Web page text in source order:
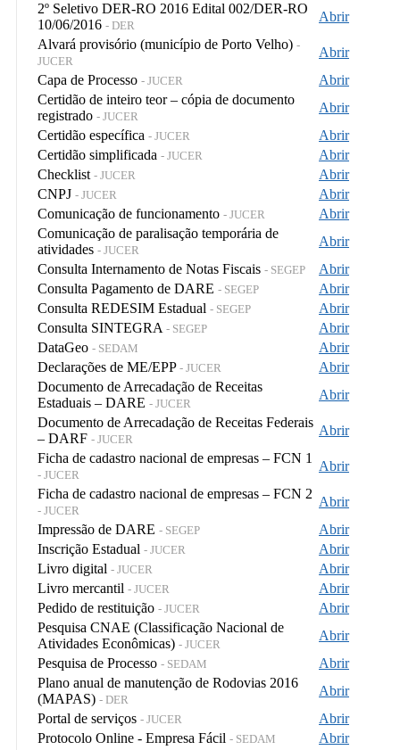
2º Seletivo DER-RO 2016 Edital 002/DER-RO
10/06/2016 - DER
Abrir
Alvará provisório (município de Porto Velho) -
JUCER
Abrir
Capa de Processo - JUCER
Abrir
Certidão de inteiro teor – cópia de documento
registrado - JUCER
Abrir
Certidão específica - JUCER
Abrir
Certidão simplificada - JUCER
Abrir
Checklist - JUCER
Abrir
CNPJ - JUCER
Abrir
Comunicação de funcionamento - JUCER
Abrir
Comunicação de paralisação temporária de
atividades - JUCER
Abrir
Consulta Internamento de Notas Fiscais - SEGEP
Abrir
Consulta Pagamento de DARE - SEGEP
Abrir
Consulta REDESIM Estadual - SEGEP
Abrir
Consulta SINTEGRA - SEGEP
Abrir
DataGeo - SEDAM
Abrir
Declarações de ME/EPP - JUCER
Abrir
Documento de Arrecadação de Receitas
Estaduais – DARE - JUCER
Abrir
Documento de Arrecadação de Receitas Federais
– DARF - JUCER
Abrir
Ficha de cadastro nacional de empresas – FCN 1
- JUCER
Abrir
Ficha de cadastro nacional de empresas – FCN 2
- JUCER
Abrir
Impressão de DARE - SEGEP
Abrir
Inscrição Estadual - JUCER
Abrir
Livro digital - JUCER
Abrir
Livro mercantil - JUCER
Abrir
Pedido de restituição - JUCER
Abrir
Pesquisa CNAE (Classificação Nacional de
Atividades Econômicas) - JUCER
Abrir
Pesquisa de Processo - SEDAM
Abrir
Plano anual de manutenção de Rodovias 2016
(MAPAS) - DER
Abrir
Portal de serviços - JUCER
Abrir
Protocolo Online - Empresa Fácil - SEDAM Abrir